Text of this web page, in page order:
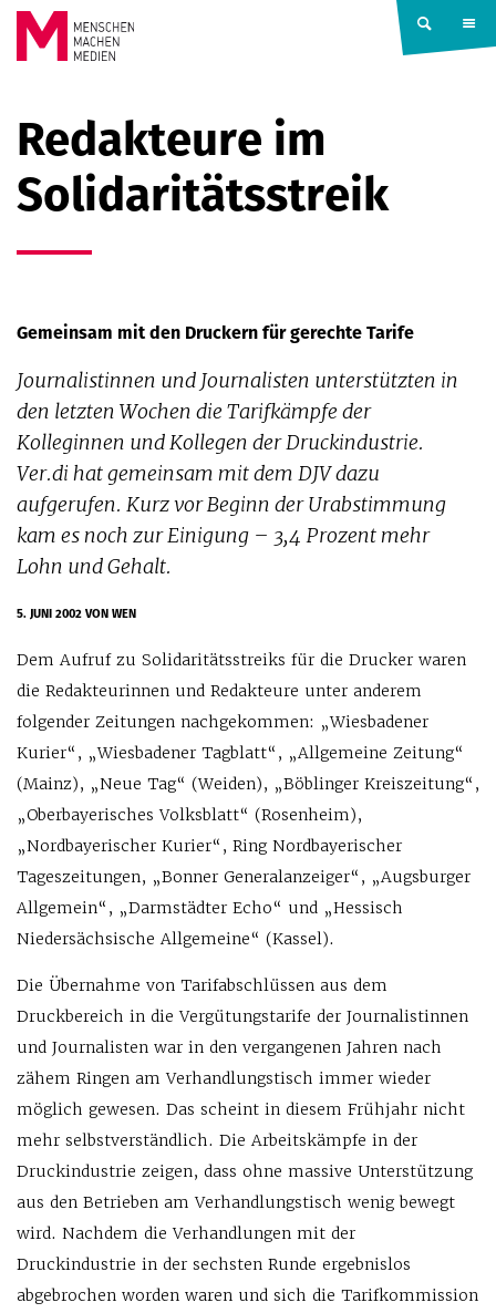
Springe zum Inhalt
MACHEN
MEDIEN
Redakteure im
Solidaritätsstreik
Gemeinsam mit den Druckern für gerechte Tarife
Journalistinnen und Journalisten unterstützten in
den letzten Wochen die Tarifkämpfe der
Kolleginnen und Kollegen der Druckindustrie.
Ver.di hat gemeinsam mit dem DJV dazu
aufgerufen. Kurz vor Beginn der Urabstimmung
kam es noch zur Einigung – 3,4 Prozent mehr
Lohn und Gehalt.
5. JUNI 2002VON WEN
Dem Aufruf zu Solidaritätsstreiks für die Drucker waren
die Redakteurinnen und Redakteure unter anderem
folgender Zeitungen nachgekommen: „Wiesbadener
Kurier“, „Wiesbadener Tagblatt“, „Allgemeine Zeitung“
(Mainz), „Neue Tag“ (Weiden), „Böblinger Kreiszeitung“,
„Oberbayerisches Volksblatt“ (Rosenheim),
„Nordbayerischer Kurier“, Ring Nordbayerischer
Tageszeitungen, „Bonner Generalanzeiger“, „Augsburger
Allgemein“, „Darmstädter Echo“ und „Hessisch
Niedersächsische Allgemeine“ (Kassel).
Die Übernahme von Tarifabschlüssen aus dem
Druckbereich in die Vergütungstarife der Journalistinnen
und Journalisten war in den vergangenen Jahren nach
zähem Ringen am Verhandlungstisch immer wieder
möglich gewesen. Das scheint in diesem Frühjahr nicht
mehr selbstverständlich. Die Arbeitskämpfe in der
Druckindustrie zeigen, dass ohne massive Unterstützung
aus den Betrieben am Verhandlungstisch wenig bewegt
wird. Nachdem die Verhandlungen mit der
Druckindustrie in der sechsten Runde ergebnislos
abgebrochen worden waren und sich die Tarifkommission